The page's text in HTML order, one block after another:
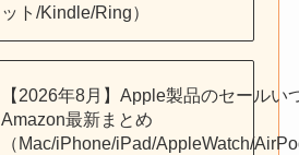
ット/Kindle/Ring）
【2026年8月】Apple製品のセールい
Amazon最新まとめ
（Mac/iPhone/iPad/AppleWatch/